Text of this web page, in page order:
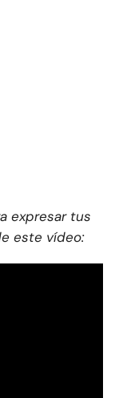
expresar tus
este vídeo: